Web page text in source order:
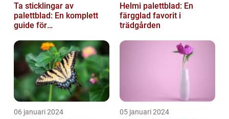
Ta sticklingar av
palettblad: En komplett
guide för
Helmi palettblad: En
färgglad favorit i
trädgården
06 januari 2024 05 januari 2024